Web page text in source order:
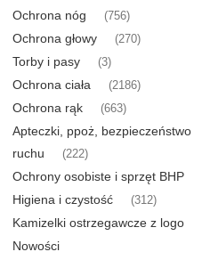
Ochrona nóg (756)
Ochrona głowy (270)
Torby i pasy (3)
Ochrona ciała (2186)
Ochrona rąk (663)
Apteczki, ppoż, bezpieczeństwo
ruchu
(222)
Ochrony osobiste i sprzęt BHP
Higiena i czystość (312)
Kamizelki ostrzegawcze z logo
Nowości